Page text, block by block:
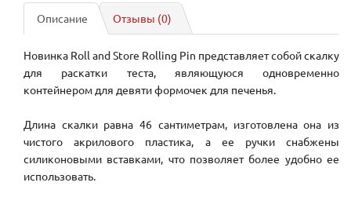
Описание Отзывы (0)
Новинка Roll and Store Rolling Pin представляет собой скалку
для раскатки теста, являющуюся одновременно
контейнером для девяти формочек для печенья.
Длина скалки равна 46 сантиметрам, изготовлена она из
чистого акрилового пластика, а ее ручки снабжены
силиконовыми вставками, что позволяет более удобно ее
использовать.